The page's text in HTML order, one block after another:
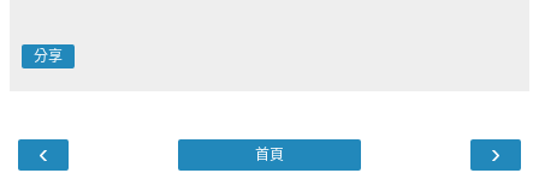
分享
‹ ›
首頁